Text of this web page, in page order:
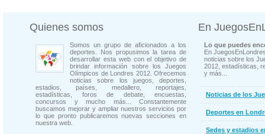
Quienes somos
Somos un grupo de aficionados a los
deportes. Nos propusimos la tarea de
desarrollar esta web con el objetivo de
brindar información sobre los Juegos
Olímpicos de Londres 2012. Ofrecemos
noticias sobre los juegos, deportes,
estadios, países, medallero, reportajes,
estadísticas, foros de debate, encuestas,
concursos y mucho más... Constantemente
buscamos mejorar y ampliar nuestros servicios por
lo que pronto publicaremos nuevas secciones en
nuestra web.
En
Lo que puedes
En
noticias sobre los
2012, estadísticas,
y más...
Noticias de los
Deportes en
Sedes y estadios